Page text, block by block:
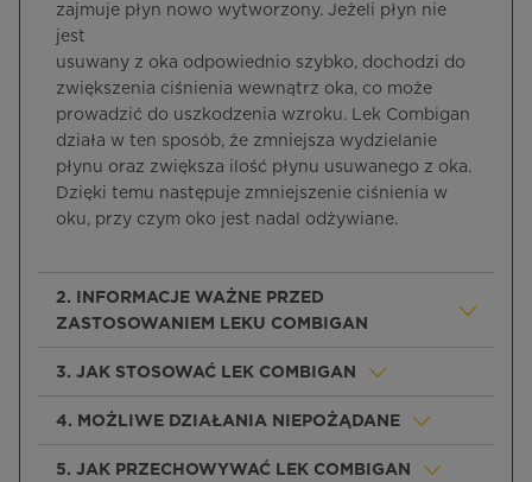
zajmuje płyn nowo wytworzony. Jeżeli płyn nie
jest
usuwany z oka odpowiednio szybko, dochodzi do
zwiększenia ciśnienia wewnątrz oka, co może
prowadzić do uszkodzenia wzroku. Lek Combigan
działa w ten sposób, że zmniejsza wydzielanie
płynu oraz zwiększa ilość płynu usuwanego z oka.
Dzięki temu następuje zmniejszenie ciśnienia w
oku, przy czym oko jest nadal odżywiane.
2. INFORMACJE WAŻNE PRZED
ZASTOSOWANIEM LEKU COMBIGAN
3. JAK STOSOWAĆ LEK COMBIGAN
4. MOŻLIWE DZIAŁANIA NIEPOŻĄDANE
5. JAK PRZECHOWYWAĆ LEK COMBIGAN